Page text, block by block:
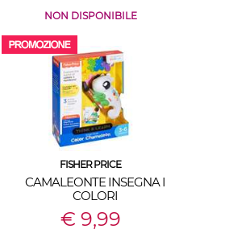
NON DISPONIBILE
FISHER PRICE
CAMALEONTE INSEGNA I
COLORI
€ 9,99